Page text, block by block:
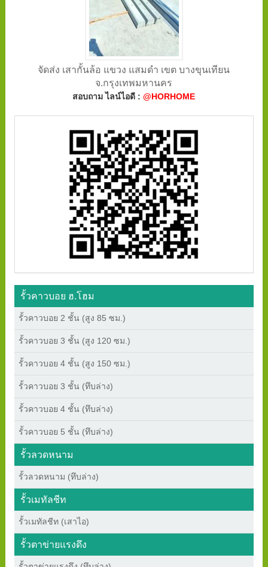
จัดส่ง เสากั้นล้อ แขวง แสมดำ เขต บางขุนเทียน
จ.กรุงเทพมหานคร
สอบถาม ไลน์ไอดี :@HORHOME
รั้วคาวบอย ฮ.โฮม
รั้วคาวบอย 2 ชั้น (สูง 85 ซม.)
รั้วคาวบอย 3 ชั้น (สูง 120 ซม.)
รั้วคาวบอย 4 ชั้น (สูง 150 ซม.)
รั้วคาวบอย 3 ชั้น (ทึบล่าง)
รั้วคาวบอย 4 ชั้น (ทึบล่าง)
รั้วคาวบอย 5 ชั้น (ทึบล่าง)
รั้วลวดหนาม
รั้วลวดหนาม (ทึบล่าง)
รั้วเมทัลชีท
รั้วเมทัลชีท (เสาไอ)
รั้วตาข่ายแรงดึง